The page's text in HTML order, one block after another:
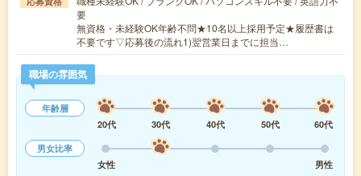
要
無資格・未経験OK年齢不問★10名以上採用予定★履歴書は
不要です▽応募後の流れ1)翌営業日までに担当…
職場の雰囲気
年齢層
20代
30代 40代 50代
60代
男女比率
女性
男性